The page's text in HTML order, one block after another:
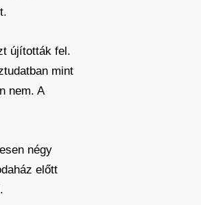
újították fel.
mint
nem. A
négy
előtt